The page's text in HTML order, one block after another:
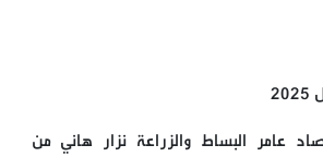
عامر البساط والزراعة نزار هاني من